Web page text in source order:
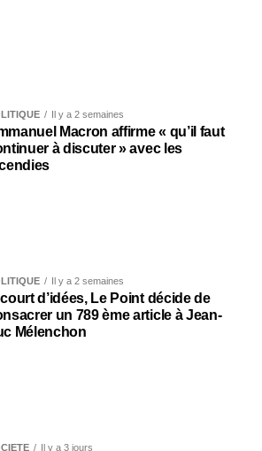
Il y a 2 semaines
Macron affirme « qu’il faut
à discuter » avec les
Il y a 2 semaines
d’idées, Le Point décide de
un 789 ème article à Jean-
Mélenchon
Il y a 3 jours